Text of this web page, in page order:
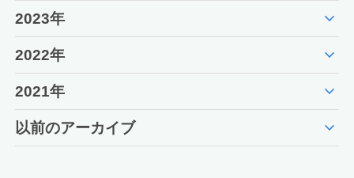
2023年 expand_more
2022年 expand_more
2021年 expand_more
以前のアーカイブ expand_more